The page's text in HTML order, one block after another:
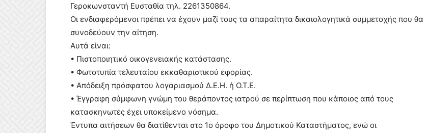
Γεροκωνσταντή Ευσταθία τηλ. 2261350864.
Οι ενδιαφερόμενοι πρέπει να έχουν μαζί τους τα απαραίτητα δικαιολογητικά συμμετοχής που θα
συνοδεύουν την αίτηση.
Αυτά είναι:
• Πιστοποιητικό οικογενειακής κατάστασης.
• Φωτοτυπία τελευταίου εκκαθαριστικού εφορίας.
• Απόδειξη πρόσφατου λογαριασμού Δ.Ε.Η. ή Ο.Τ.Ε.
• Έγγραφη σύμφωνη γνώμη του θεράποντος ιατρού σε περίπτωση που κάποιος από τους
κατασκηνωτές έχει υποκείμενο νόσημα.
Έντυπα αιτήσεων θα διατίθενται στο 1ο όροφο του Δημοτικού Καταστήματος, ενώ οι